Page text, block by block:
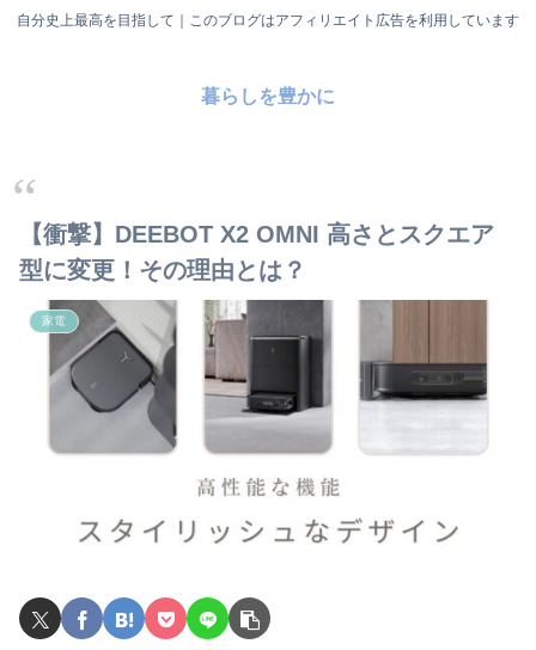
自分史上最高を目指して｜このブログはアフィリエイト広告を利用しています
暮らしを豊かに
【衝撃】DEEBOT X2 OMNI 高さとスクエア
型に変更！その理由とは？
家電